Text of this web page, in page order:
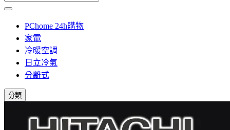
PChome 24h購物
家電
冷暖空調
日立冷氣
分離式
分類